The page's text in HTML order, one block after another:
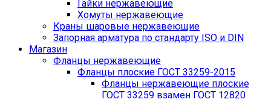
Гайки нержавеющие
Хомуты нержавеющие
Краны шаровые нержавеющие
Запорная арматура по стандарту ISO и DIN
Магазин
Фланцы нержавеющие
Фланцы плоские ГОСТ 33259-2015
Фланцы нержавеющие плоские
ГОСТ 33259 взамен ГОСТ 12820